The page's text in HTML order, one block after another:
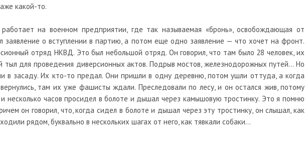
какой-то.
на военном предприятии, где так называемая «бронь», освобождающая от
заявление о вступлении в партию, а потом еще одно заявление — что хочет на фронт.
отряд НКВД. Это был небольшой отряд. Он говорил, что там было 28 человек, их
тыл для проведения диверсионных актов. Подрыв мостов, железнодорожных путей… Но
в засаду. Их кто-то предал. Они пришли в одну деревню, потом ушли оттуда, а когда
там их уже фашисты ждали. Преследовали по лесу, и он остался жив, потому
несколько часов просидел в болоте и дышал через камышовую тростинку. Это я помню
он говорил, что, когда сидел в болоте и дышал через эту тростинку, он слышал, как
рядом, буквально в нескольких шагах от него, как тявкали собаки…